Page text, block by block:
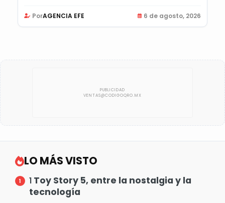
PorAGENCIA EFE 6 de agosto, 2026
LO MÁS VISTO
1 Toy Story 5, entre la nostalgia y la
tecnología